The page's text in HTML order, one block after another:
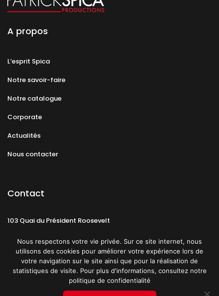
A propos
L’esprit Spica
Notre savoir-faire
Notre catalogue
Corporate
Actualités
Nous contacter
Contact
103 Quai du Président Roosevelt
CGU Politique de confidentialité
Nous respectons votre vie privée. Sur ce site internet, nous
utilisons des cookies pour améliorer votre expérience lors de
votre navigation sur le site ainsi que pour la réalisation de
statistiques de visite. Pour plus d'informations, consultez notre
politique de confidentialité